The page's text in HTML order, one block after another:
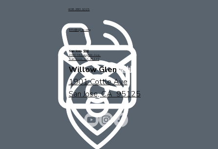
408.280.1021
info@sjcac.org
San Jose 堂址
2360 McLaughlin Ave.
San Jose, CA 95122
Willow Glen 堂址
1901 Cottle Ave
San Jose, CA 95125